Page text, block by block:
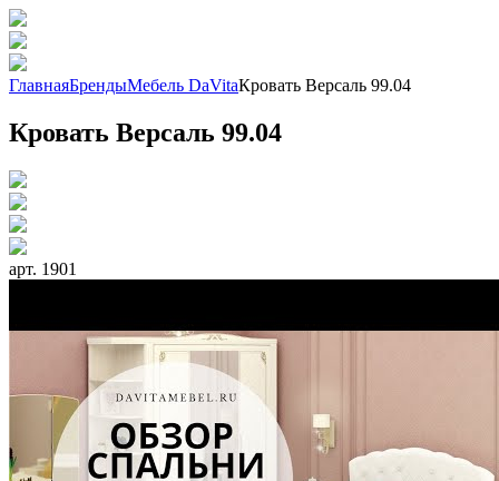
ГлавнаяБрендыМебель DaVitaКровать Версаль 99.04
Кровать Версаль 99.04
арт. 1901